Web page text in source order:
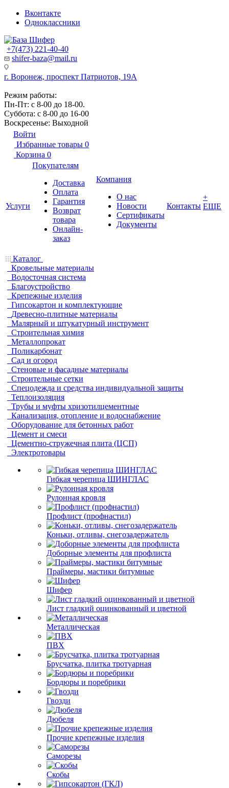
Вконтакте
Одноклассники
+7(473) 221-40-40
shifer-baza@mail.ru
г. Воронеж, проспект Патриотов, 19А
Режим работы:
Пн-Пт: с 8-00 до 18-00.
Суббота: с 8-00 до 16-00
Воскресенье: Выходной
Войти
Избранные товары 0
Корзина 0
Услуги
Покупателям
Доставка
Оплата
Гарантия
Возврат
товара
Онлайн-
заказ
Компания
О нас
Новости
Сертификаты
Документы
Контакты
+
ЕЩЕ
Каталог
Кровельные материалы
Водосточная система
Благоустройство
Крепежные изделия
Гипсокартон и комплектующие
Древесно-плитные материалы
Малярный и штукатурный инструмент
Строительная химия
Металлопрокат
Поликарбонат
Сад и огород
Стеновые и фасадные материалы
Строительные сетки
Спецодежда и средства индивидуальной защиты
Теплоизоляция
Трубы и муфты хризотилцементные
Канализация, отопление и водоснабжение
Оборудование для бетонных работ
Цемент и смеси
Цементно-стружечная плита (ЦСП)
Электротовары
Гибкая черепица ШИНГЛАС
Рулонная кровля
Профлист (профнастил)
Коньки, отливы, снегозадержатель
Доборные элементы для профлиста
Праймеры, мастики битумные
Шифер
Лист гладкий оцинкованный и цветной
Металлическая
ПВХ
Брусчатка, плитка тротуарная
Бордюры и поребрики
Гвозди
Дюбеля
Прочие крепежные изделия
Саморезы
Скобы